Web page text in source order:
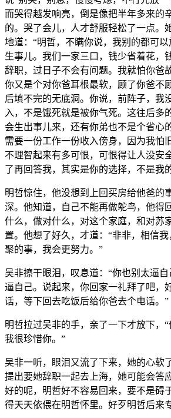
而哭得越发响亮，倒是像把半年多来的
的。哭了会儿，人才舒服轻松了一点。
地道：“明哲，不瞒你说，我别的都可
生事儿。我们一家三口，钱少省着花，
辞职，过日子不会有问题。我就怕你爸
你又是个对你爸耳根最软，顾了你爸不
后填不完的无底洞。你说，前阵子，我
入，不是饿死就是被你气死。这往后多
会生出事儿来，还有你弟也不是个省心
需要一份工作一份收入傍身，因为我怕
不理智起来有多可恨，可恨得让人没安
了再回答我，其实是你的选择，不是我
明哲惊住，他没想到上回买房给他爸的
深。他知道，自己不能再做鸵鸟，他得
什么，做对什么，对这个家庭，和对苏
置。他想了好久，才道：“非非，相信
聚的事，我会更努力。”
吴非擦干眼泪，叹息道：“你也别太逼
逼自己。说起来，你回家一礼拜了吧，
话，等下回去吃饭后给你爸去个电话。”
明哲拉过吴非的手，亲了一下才放下，“
我很珍惜你。”
吴非一听，眼泪又流了下来，她的心软
提出要她辞职一起去上海，她可能会答
好的呢，明哲好不容易回来，要不是碍
得天天依偎在明哲怀里。好歹明哲后来